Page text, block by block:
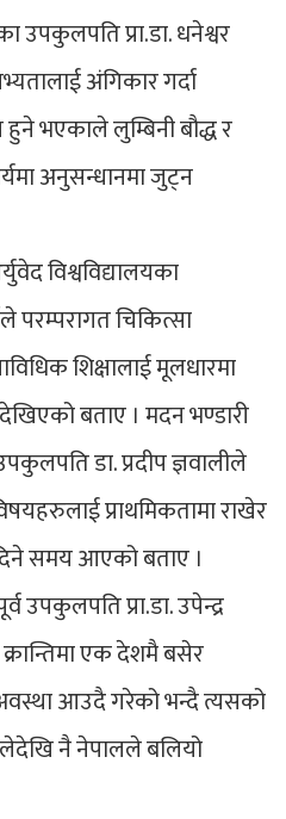
उपकुलपति प्रा.डा. धनेश्वर
अंगिकार गर्दा
भएकाले लुम्बिनी बौद्ध र
अनुसन्धानमा जुट्न
विश्वविद्यालयका
परम्परागत चिकित्सा
शिक्षालाई मूलधारमा
बताए । मदन भण्डारी
डा. प्रदीप ज्ञवालीले
प्राथमिकतामा राखेर
समय आएको बताए ।
उपकुलपति प्रा.डा. उपेन्द्र
एक देशमै बसेर
आउदै गरेको भन्दै त्यसको
नै नेपालले बलियो